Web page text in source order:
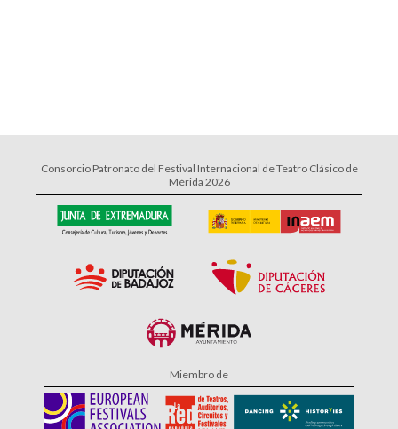
Consorcio Patronato del Festival Internacional de Teatro Clásico de
Mérida 2026
Miembro de